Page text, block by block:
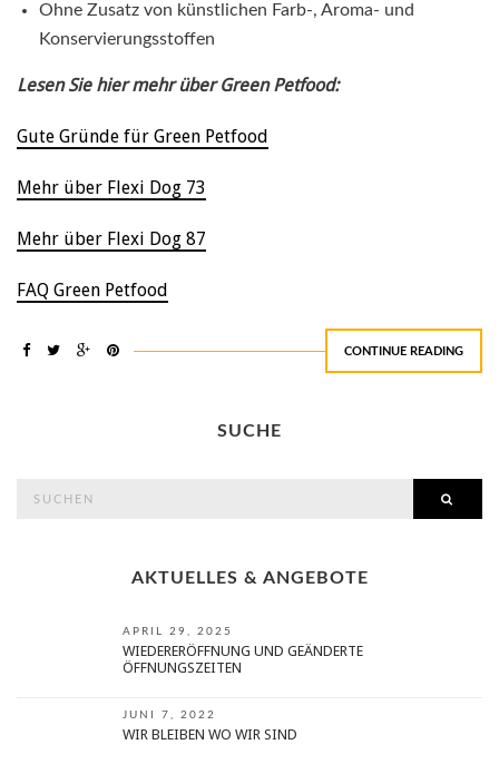
Ohne Zusatz von künstlichen Farb-, Aroma- und
Konservierungsstoffen
Lesen Sie hier mehr über Green Petfood:
Gute Gründe für Green Petfood
Mehr über Flexi Dog 73
Mehr über Flexi Dog 87
FAQ Green Petfood
CONTINUE READING
SUCHE
AKTUELLES & ANGEBOTE
APRIL 29, 2025
WIEDERERÖFFNUNG UND GEÄNDERTE
ÖFFNUNGSZEITEN
JUNI 7, 2022
WIR BLEIBEN WO WIR SIND